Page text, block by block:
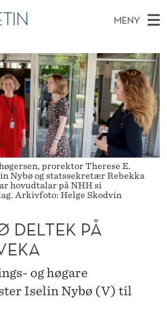
MENY
prorektor Therese E.
Nybø og statssekretær Rebekka
hovudtalar på NHH si
Arkivfoto: Helge Skodvin
DELTEK PÅ
og høgare
Iselin Nybø (V) til